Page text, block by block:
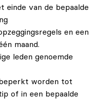
einde van de bepaalde
en een
maand.
leden genoemde
worden tot
of in een bepaalde